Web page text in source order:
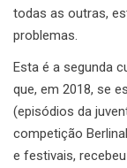
todas as outras,
problemas.
Esta é a segunda
que, em 2018, se
(episódios da
competição
e festivais,